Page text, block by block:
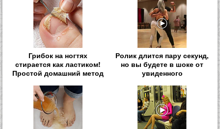
Грибок на ногтях
стирается как ластиком!
Простой домашний метод
Ролик длится пару секунд,
но вы будете в шоке от
увиденного